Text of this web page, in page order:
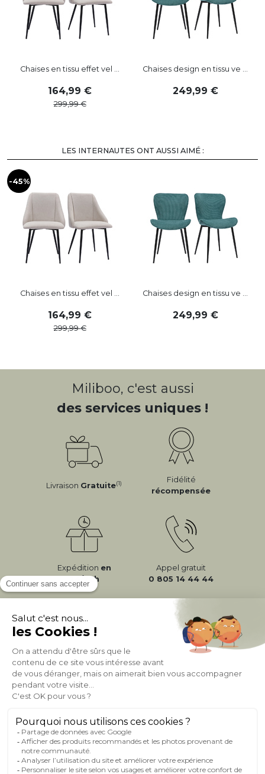
Chaises en tissu effet vel ...
164,99
299,99
Chaises design en tissu ve ...
249,99
LES INTERNAUTES ONT AUSSI AIMÉ :
-45%
Chaises en tissu effet vel ...
164,99
299,99
Chaises design en tissu ve ...
249,99
Miliboo, c'est aussi
des services uniques !
Livraison Gratuite(1)
Fidélité
récompensée
Expédition en
24/72h
Appel gratuit
0 805 14 44 44
À PROPOS DE MILIBOO
AIDE & CONTACT